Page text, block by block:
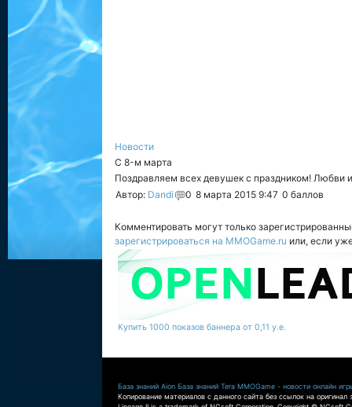
Новости
C 8-м марта
Поздравляем всех девушек с праздником! Любви
Автор: Dandi 0 8 марта 2015 9:47 0 баллов
Комментировать могут только
зарегистрироваться на MMOGame.ru или, если
Купить 1000 показов баннера от 0,11 у.е.
База знаний Aion База знаний Tera MMOGame - новости онлайн
Копирование материалов с данного сайта без ссылок на оригинал